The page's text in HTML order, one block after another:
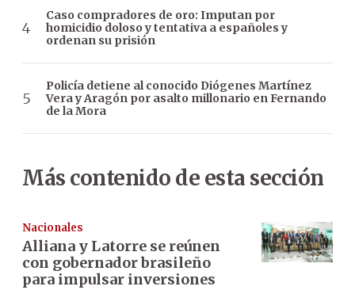
Caso compradores de oro: Imputan por
homicidio doloso y tentativa a españoles y
ordenan su prisión
Policía detiene al conocido Diógenes Martínez
Vera y Aragón por asalto millonario en Fernando
de la Mora
Más contenido de esta sección
Nacionales
Alliana y Latorre se reúnen
con gobernador brasileño
para impulsar inversiones